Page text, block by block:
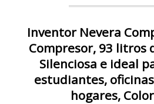
Inventor Nevera
Compresor, 93 litros
Silenciosa e ideal
estudiantes,
hogares,